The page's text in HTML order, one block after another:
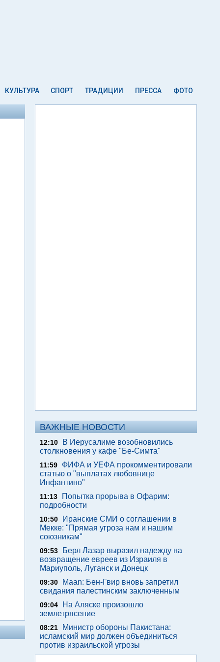
КУЛЬТУРА СПОРТ ТРАДИЦИИ ПРЕССА ФОТО
ВАЖНЫЕ НОВОСТИ
12:10
В Иерусалиме возобновились
столкновения у кафе "Бе-Симта"
11:59
ФИФА и УЕФА прокомментировали
статью о "выплатах любовнице
Инфантино"
11:13
Попытка прорыва в Офарим:
подробности
10:50
Иранские СМИ о соглашении в
Мекке: "Прямая угроза нам и нашим
союзникам"
09:53
Берл Лазар выразил надежду на
возвращение евреев из Израиля в
Мариуполь, Луганск и Донецк
09:30
Maan: Бен-Гвир вновь запретил
свидания палестинским заключенным
09:04
На Аляске произошло
землетрясение
08:21
Министр обороны Пакистана:
исламский мир должен объединиться
против израильской угрозы